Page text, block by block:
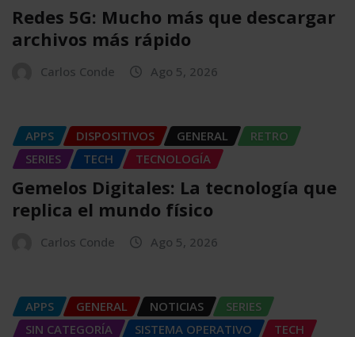
Redes 5G: Mucho más que descargar
archivos más rápido
Carlos Conde Ago 5, 2026
APPS DISPOSITIVOS GENERAL
RETRO
SERIES
TECH TECNOLOGÍA
Gemelos Digitales: La tecnología que
replica el mundo físico
Carlos Conde Ago 5, 2026
APPS GENERAL NOTICIAS
SERIES
SIN CATEGORÍA
SISTEMA OPERATIVO
TECH